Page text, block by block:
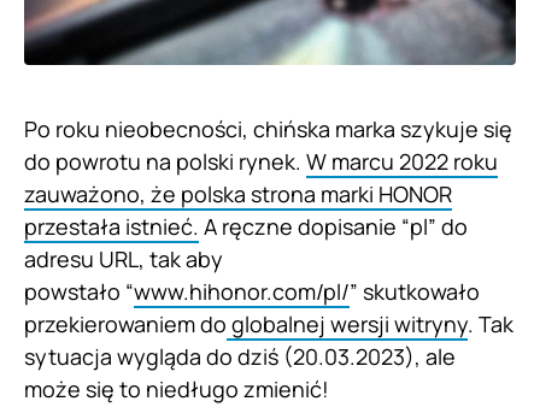
Po roku nieobecności, chińska marka szykuje się
do powrotu na polski rynek. W marcu 2022 roku
zauważono, że polska strona marki HONOR
przestała istnieć. A ręczne dopisanie “pl” do
adresu URL, tak aby
powstało “www.hihonor.com/pl/” skutkowało
przekierowaniem do globalnej wersji witryny. Tak
sytuacja wygląda do dziś (20.03.2023), ale
może się to niedługo zmienić!